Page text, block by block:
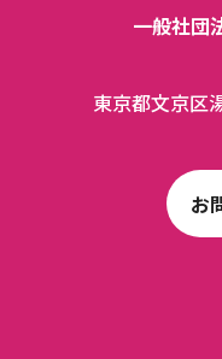
一般社団
東京都文京区
お